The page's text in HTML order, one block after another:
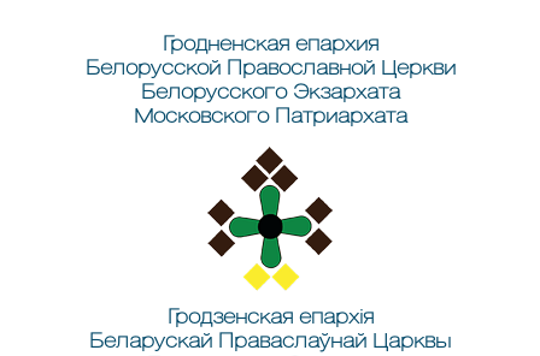
Гродненская епархия
Белорусской Православной Церкви
Белорусского Экзархата
Московского Патриархата
Гродзенская епархія
Беларускай Праваслаўнай Царквы